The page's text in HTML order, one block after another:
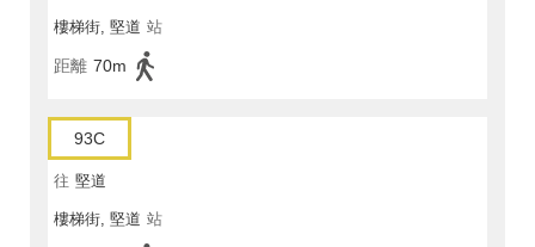
樓梯街, 堅道 站
距離 70m
93C
往 堅道
樓梯街, 堅道 站